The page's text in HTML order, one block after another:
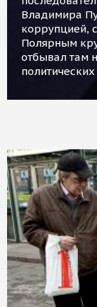
Владимира
коррупцией,
Полярным
отбывал там
политических